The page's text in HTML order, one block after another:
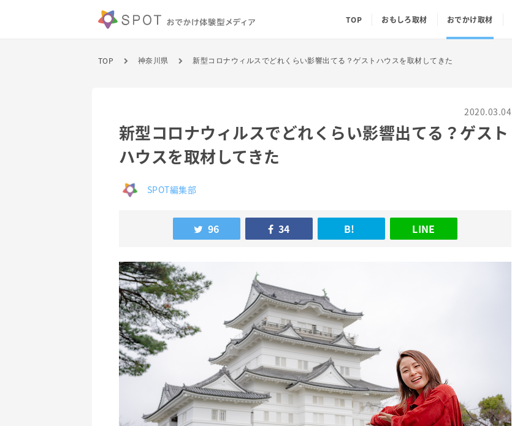
TOP おもしろ取材 おでかけ取材
TOP 神奈川県 新型コロナウィルスでどれくらい影響出てる？ゲストハウスを取材してきた
2020.03.04
新型コロナウィルスでどれくらい影響出てる？ゲスト
ハウスを取材してきた
SPOT編集部
96 34 B! LINE